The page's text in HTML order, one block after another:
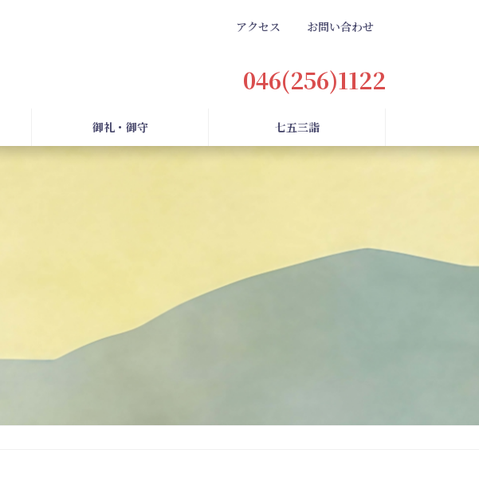
アクセス お問い合わせ
046(256)1122
御礼・御守 七五三詣